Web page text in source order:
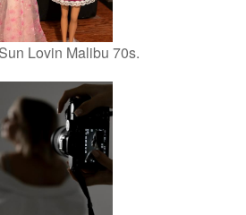
Lovin Malibu 70s.